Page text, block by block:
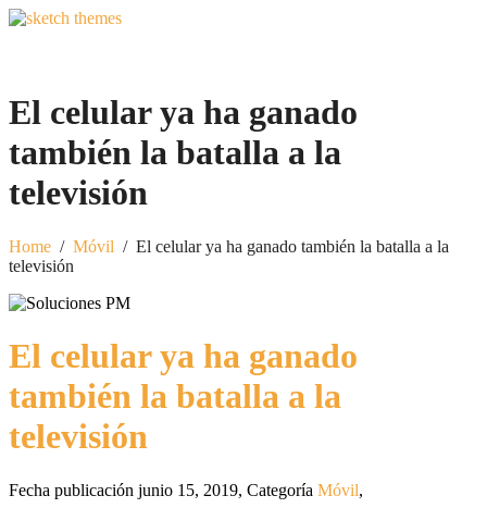
El celular ya ha ganado
también la batalla a la
televisión
Home / Móvil / El celular ya ha ganado también la batalla a la
televisión
El celular ya ha ganado
también la batalla a la
televisión
Fecha publicación junio 15, 2019, Categoría Móvil,